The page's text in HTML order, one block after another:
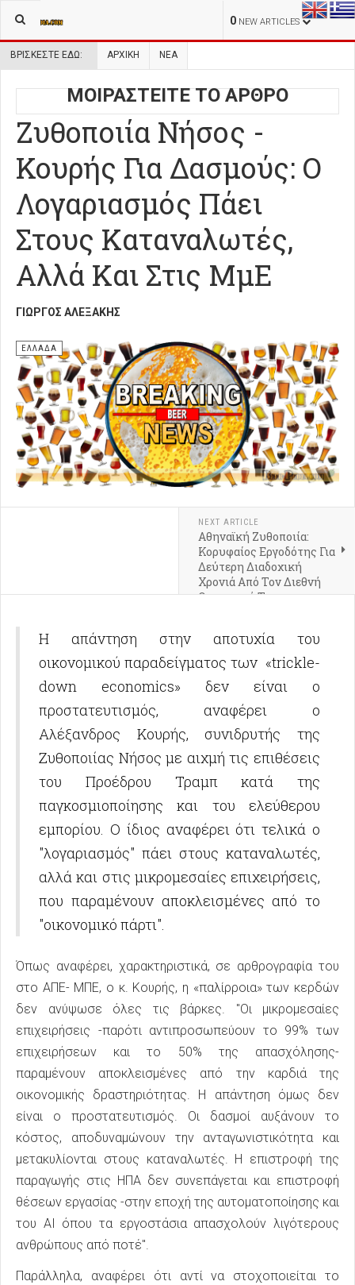
0 NEW ARTICLES
ΒΡΊΣΚΕΣΤΕ ΕΔΏ: ΑΡΧΙΚΉ ΝΕΑ
ΜΟΙΡΑΣΤΕΙΤΕ ΤΟ ΑΡΘΡΟ
Ζυθοποιία Νήσος -
Κουρής Για Δασμούς: Ο
Λογαριασμός Πάει
Στους Καταναλωτές,
Αλλά Και Στις ΜμΕ
ΓΙΏΡΓΟΣ ΑΛΕΞΆΚΗΣ
ΕΛΛΑΔΑ
NEXT ARTICLE
Αθηναϊκή Ζυθοποιία:
Κορυφαίος Εργοδότης Για
Δεύτερη Διαδοχική
Χρονιά Από Τον Διεθνή
Οργανισμό Top
Η απάντηση στην αποτυχία του
οικονομικού παραδείγματος των «trickle-
down economics» δεν είναι ο
προστατευτισμός, αναφέρει ο
Αλέξανδρος Κουρής, συνιδρυτής της
Ζυθοποιίας Νήσος με αιχμή τις επιθέσεις
του Προέδρου Τραμπ κατά της
παγκοσμιοποίησης και του ελεύθερου
εμπορίου. Ο ίδιος αναφέρει ότι τελικά ο
"λογαριασμός" πάει στους καταναλωτές,
αλλά και στις μικρομεσαίες επιχειρήσεις,
που παραμένουν αποκλεισμένες από το
"οικονομικό πάρτι".
Όπως αναφέρει, χαρακτηριστικά, σε αρθρογραφία του
στο ΑΠΕ- ΜΠΕ, ο κ. Κουρής, η «παλίρροια» των κερδών
δεν ανύψωσε όλες τις βάρκες. "Οι μικρομεσαίες
επιχειρήσεις -παρότι αντιπροσωπεύουν το 99% των
επιχειρήσεων και το 50% της απασχόλησης-
παραμένουν αποκλεισμένες από την καρδιά της
οικονομικής δραστηριότητας. Η απάντηση όμως δεν
είναι ο προστατευτισμός. Οι δασμοί αυξάνουν το
κόστος, αποδυναμώνουν την ανταγωνιστικότητα και
μετακυλίονται στους καταναλωτές. Η επιστροφή της
παραγωγής στις ΗΠΑ δεν συνεπάγεται και επιστροφή
θέσεων εργασίας -στην εποχή της αυτοματοποίησης και
του ΑΙ όπου τα εργοστάσια απασχολούν λιγότερους
ανθρώπους από ποτέ".
Παράλληλα, αναφέρει ότι αντί να στοχοποιείται το